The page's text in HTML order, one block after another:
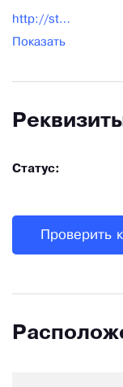
http://stroylavkatut.ru/
Показать
Статус:
Проверить